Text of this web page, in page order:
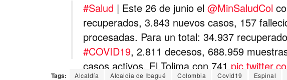
#Salud | Este 26 de junio el @MinSaludCol
recuperados, 3.843 nuevos casos, 157
procesadas. Para un total: 34.937
#COVID19, 2.811 decesos, 688.959
casos activos. El Tolima con 741
Tags: Alcaldía Alcaldia de Ibagué Colombia Covid19 Espinal